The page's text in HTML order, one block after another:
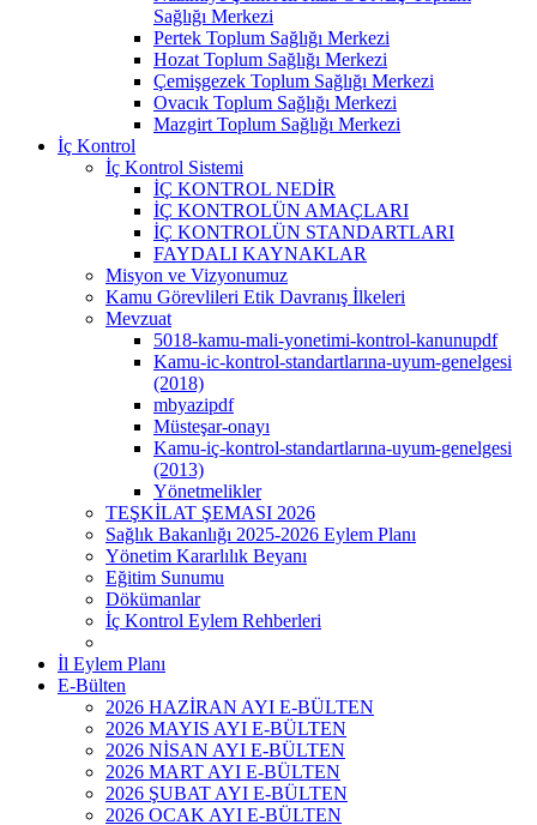
Sağlığı Merkezi
Pertek Toplum Sağlığı Merkezi
Hozat Toplum Sağlığı Merkezi
Çemişgezek Toplum Sağlığı Merkezi
Ovacık Toplum Sağlığı Merkezi
Mazgirt Toplum Sağlığı Merkezi
İç Kontrol
İç Kontrol Sistemi
İÇ KONTROL NEDİR
İÇ KONTROLÜN AMAÇLARI
İÇ KONTROLÜN STANDARTLARI
FAYDALI KAYNAKLAR
Misyon ve Vizyonumuz
Kamu Görevlileri Etik Davranış İlkeleri
Mevzuat
5018-kamu-mali-yonetimi-kontrol-kanunupdf
Kamu-ic-kontrol-standartlarına-uyum-genelgesi
(2018)
mbyazipdf
Müsteşar-onayı
Kamu-iç-kontrol-standartlarına-uyum-genelgesi
(2013)
Yönetmelikler
TEŞKİLAT ŞEMASI 2026
Sağlık Bakanlığı 2025-2026 Eylem Planı
Yönetim Kararlılık Beyanı
Eğitim Sunumu
Dökümanlar
İç Kontrol Eylem Rehberleri
İl Eylem Planı
E-Bülten
2026 HAZİRAN AYI E-BÜLTEN
2026 MAYIS AYI E-BÜLTEN
2026 NİSAN AYI E-BÜLTEN
2026 MART AYI E-BÜLTEN
2026 ŞUBAT AYI E-BÜLTEN
2026 OCAK AYI E-BÜLTEN